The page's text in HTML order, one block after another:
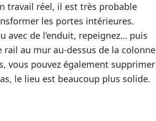
travail réel, il est très probable
les portes intérieures.
avec de l’enduit, repeignez… puis
au mur au-dessus de la colonne
vous pouvez également supprimer
le lieu est beaucoup plus solide.